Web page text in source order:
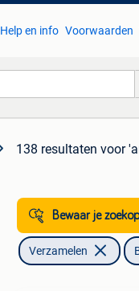
Help en info Voorwaarden
138 resultaten voor
Bewaar je
Verzamelen